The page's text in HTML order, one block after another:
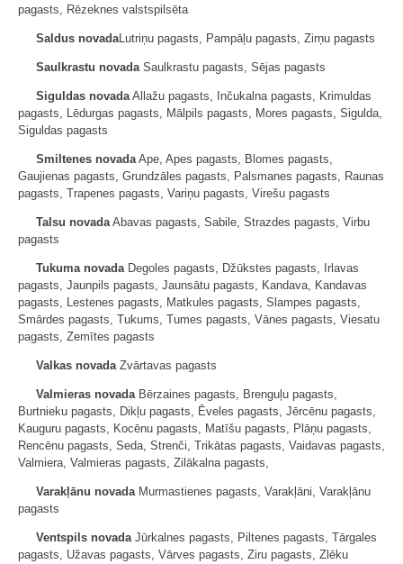
pagasts, Rēzeknes valstspilsēta
Saldus novada Lutriņu pagasts, Pampāļu pagasts, Zirņu pagasts
Saulkrastu novada Saulkrastu pagasts, Sējas pagasts
Siguldas novada Allažu pagasts, Inčukalna pagasts, Krimuldas
pagasts, Lēdurgas pagasts, Mālpils pagasts, Mores pagasts, Sigulda,
Siguldas pagasts
Smiltenes novada Ape, Apes pagasts, Blomes pagasts,
Gaujienas pagasts, Grundzāles pagasts, Palsmanes pagasts, Raunas
pagasts, Trapenes pagasts, Variņu pagasts, Virešu pagasts
Talsu novada Abavas pagasts, Sabile, Strazdes pagasts, Virbu
pagasts
Tukuma novada Degoles pagasts, Džūkstes pagasts, Irlavas
pagasts, Jaunpils pagasts, Jaunsātu pagasts, Kandava, Kandavas
pagasts, Lestenes pagasts, Matkules pagasts, Slampes pagasts,
Smārdes pagasts, Tukums, Tumes pagasts, Vānes pagasts, Viesatu
pagasts, Zemītes pagasts
Valkas novada Zvārtavas pagasts
Valmieras novada Bērzaines pagasts, Brenguļu pagasts,
Burtnieku pagasts, Dikļu pagasts, Ēveles pagasts, Jērcēnu pagasts,
Kauguru pagasts, Kocēnu pagasts, Matīšu pagasts, Plāņu pagasts,
Rencēnu pagasts, Seda, Strenči, Trikātas pagasts, Vaidavas pagasts,
Valmiera, Valmieras pagasts, Zilākalna pagasts,
Varakļānu novada Murmastienes pagasts, Varakļāni, Varakļānu
pagasts
Ventspils novada Jūrkalnes pagasts, Piltenes pagasts, Tārgales
pagasts, Užavas pagasts, Vārves pagasts, Ziru pagasts, Zlēku